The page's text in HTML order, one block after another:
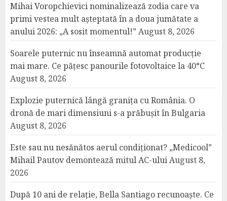
Mihai Voropchievici nominalizează zodia care va
primi vestea mult așteptată în a doua jumătate a
anului 2026: „A sosit momentul!” August 8, 2026
Soarele puternic nu înseamnă automat producție
mai mare. Ce pățesc panourile fotovoltaice la 40°C
August 8, 2026
Explozie puternică lângă granița cu România. O
dronă de mari dimensiuni s-a prăbușit în Bulgaria
August 8, 2026
Este sau nu nesănătos aerul condiționat? „Medicool”
Mihail Pautov demontează mitul AC-uluiAugust 8,
2026
După 10 ani de relație, Bella Santiago recunoaște. Ce